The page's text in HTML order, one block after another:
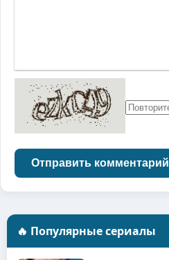
Отправить комментарий
🔥 Популярные сериалы